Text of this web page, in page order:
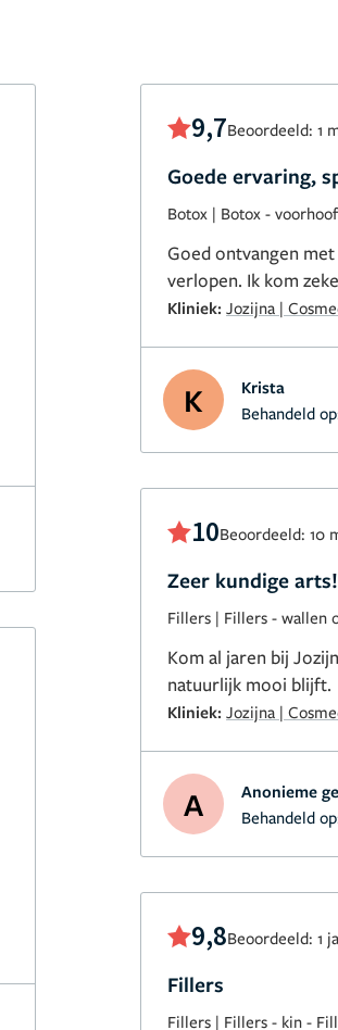
9,7Beoordeeld: 1
Goede ervaring,
Botox | Botox -
Goed ontvangen
verlopen. Ik kom
Kliniek: Jozijna |
K
Krista
Behandeld
10Beoordeeld: 10
Zeer kundige arts!
Fillers | Fillers - wallen
Kom al jaren bij
natuurlijk mooi blijft.
Kliniek: Jozijna |
A
Anonieme
Behandeld
9,8Beoordeeld: 1
Fillers
Fillers | Fillers - kin -